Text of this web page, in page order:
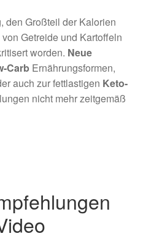
den Großteil der Kalorien
Getreide und Kartoffeln
worden. Neue
CarbErnährungsformen,
auch zur fettlastigen Keto-
nicht mehr zeitgemäß